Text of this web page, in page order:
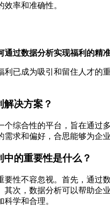
率和准确性。
通过数据分析实现福利的精
利已成为吸引和留住人才的
解决方案？
个综合性的平台，旨在通过
求和偏好，合思能够为企
的重要性是什么？
要性不容忽视。首先，通过
其次，数据分析可以帮助企
学和合理。